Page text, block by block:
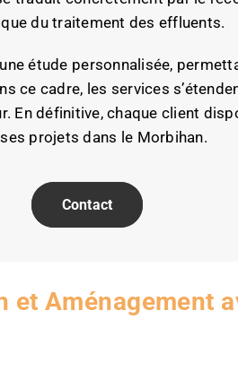
du traitement des effluents.
étude personnalisée,
ce cadre, les services
définitive, chaque client
projets dans le Morbihan.
Contact
Aménagement